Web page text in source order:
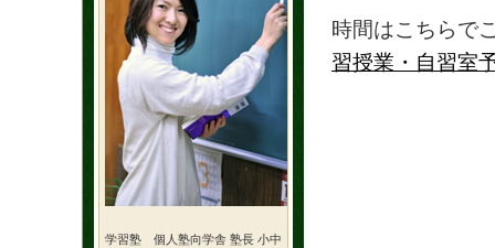
時間はこちらで
習授業・自習室
学習塾 個人塾向学舎 塾長 小中